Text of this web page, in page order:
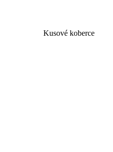
Kusové koberce